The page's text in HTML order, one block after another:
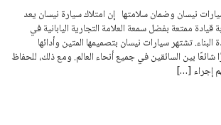
نيسان وضمان سلامتها إن امتلاك سيارة نيسان يعد
قيادة ممتعة بفضل سمعة العلامة التجارية اليابانية في
تشتهر سيارات نيسان بتصميمها المتين وأدائها
شائعًا بين السائقين في جميع أنحاء العالم. ومع ذلك، للحفاظ
إجراء […]